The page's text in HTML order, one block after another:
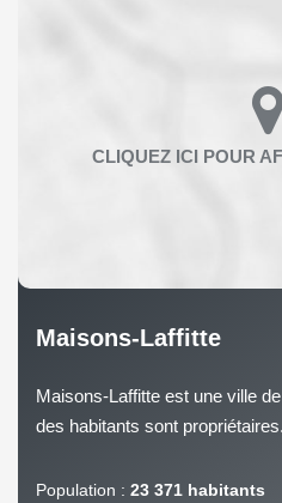
Maisons-Laffitte
Maisons-Laffitte est une ville
des habitants sont
Population : 23 371 habitants